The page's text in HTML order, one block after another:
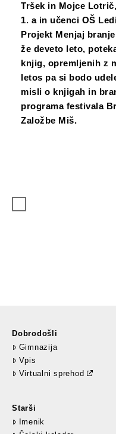
Tršek in Mojce
1. a in učenci OŠ
Projekt Menjaj
že deveto leto,
knjig, opremljenih z
letos pa si bodo
misli o knjigah in
programa festivala
Založbe Miš.
Dobrodošli
Gimnazija
Vpis
Virtualni sprehod
Starši
Imenik